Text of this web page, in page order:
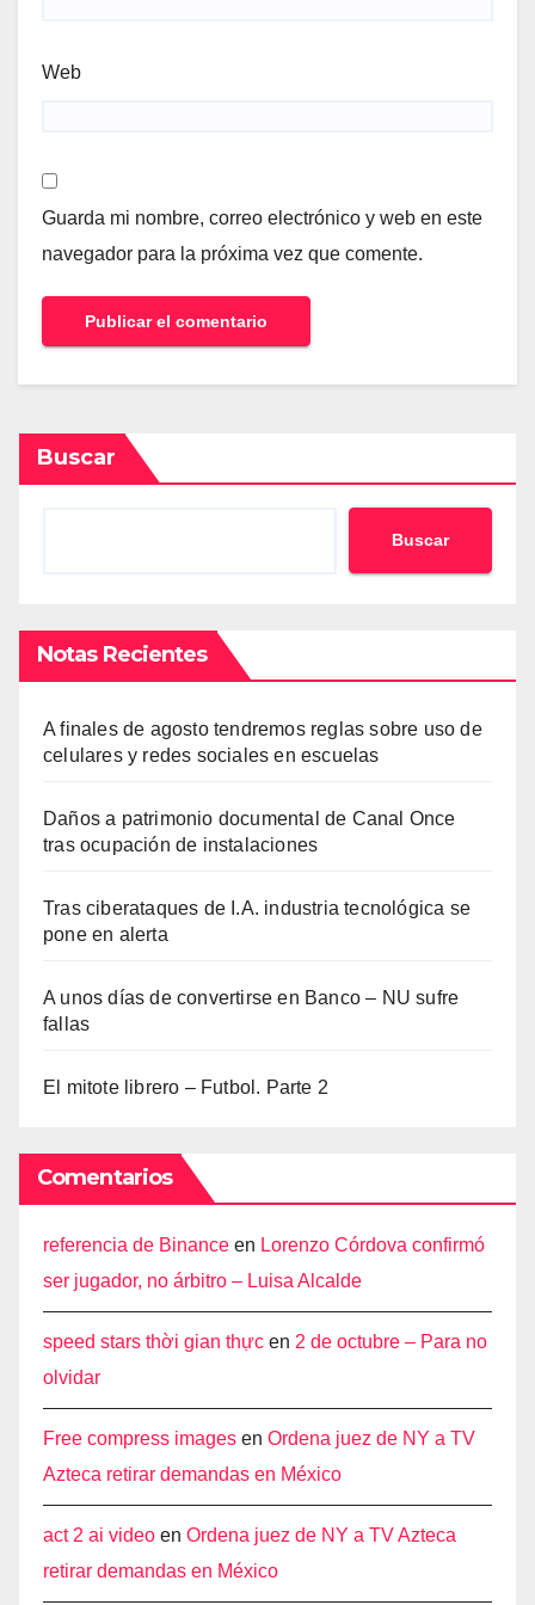
Web
Guarda mi nombre, correo electrónico y web en este
navegador para la próxima vez que comente.
Buscar
Buscar
Notas Recientes
A finales de agosto tendremos reglas sobre uso de
celulares y redes sociales en escuelas
Daños a patrimonio documental de Canal Once
tras ocupación de instalaciones
Tras ciberataques de I.A. industria tecnológica se
pone en alerta
A unos días de convertirse en Banco – NU sufre
fallas
El mitote librero – Futbol. Parte 2
Comentarios
referencia de Binance en Lorenzo Córdova confirmó
ser jugador, no árbitro – Luisa Alcalde
speed stars thời gian thực en 2 de octubre – Para no
olvidar
Free compress images en Ordena juez de NY a TV
Azteca retirar demandas en México
act 2 ai video en Ordena juez de NY a TV Azteca
retirar demandas en México